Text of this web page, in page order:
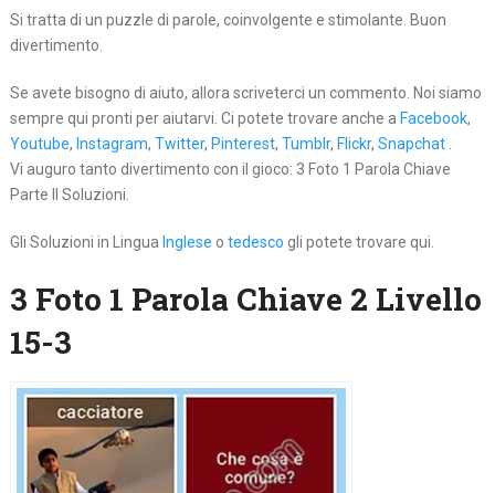
Si tratta di un puzzle di parole, coinvolgente e stimolante. Buon
divertimento.
Se avete bisogno di aiuto, allora scriveterci un commento. Noi siamo
sempre qui pronti per aiutarvi. Ci potete trovare anche a Facebook,
Youtube, Instagram, Twitter, Pinterest, Tumblr, Flickr, Snapchat.
Vi auguro tanto divertimento con il gioco: 3 Foto 1 Parola Chiave
Parte II Soluzioni.
Gli Soluzioni in Lingua Inglese o tedesco gli potete trovare qui.
3 Foto 1 Parola Chiave 2 Livello
15-3